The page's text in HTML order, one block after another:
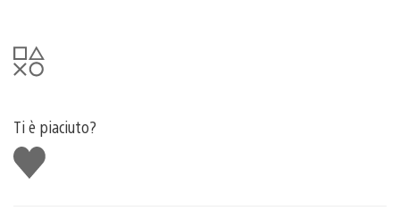
Ti è piaciuto?
Mi
piace